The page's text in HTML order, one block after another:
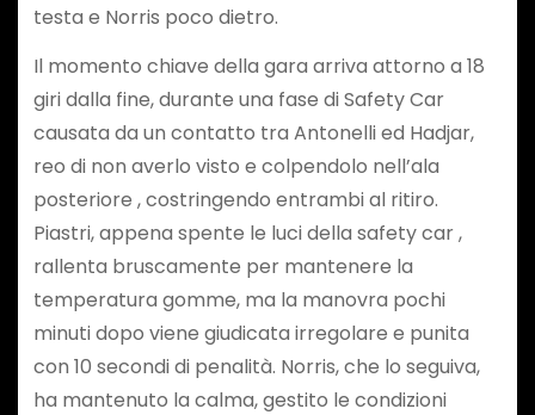
testa e Norris poco dietro.
Il momento chiave della gara arriva attorno a 18
giri dalla fine, durante una fase di Safety Car
causata da un contatto tra Antonelli ed Hadjar,
reo di non averlo visto e colpendolo nell’ala
posteriore , costringendo entrambi al ritiro.
Piastri, appena spente le luci della safety car ,
rallenta bruscamente per mantenere la
temperatura gomme, ma la manovra pochi
minuti dopo viene giudicata irregolare e punita
con 10 secondi di penalità. Norris, che lo seguiva,
ha mantenuto la calma, gestito le condizioni